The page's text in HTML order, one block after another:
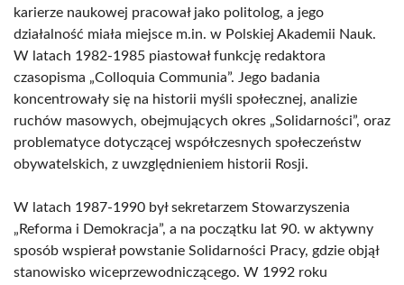
karierze naukowej pracował jako politolog, a jego
działalność miała miejsce m.in. w Polskiej Akademii Nauk.
W latach 1982-1985 piastował funkcję redaktora
czasopisma „Colloquia Communia”. Jego badania
koncentrowały się na historii myśli społecznej, analizie
ruchów masowych, obejmujących okres „Solidarności”, oraz
problematyce dotyczącej współczesnych społeczeństw
obywatelskich, z uwzględnieniem historii Rosji.
W latach 1987-1990 był sekretarzem Stowarzyszenia
„Reforma i Demokracja”, a na początku lat 90. w aktywny
sposób wspierał powstanie Solidarności Pracy, gdzie objął
stanowisko wiceprzewodniczącego. W 1992 roku